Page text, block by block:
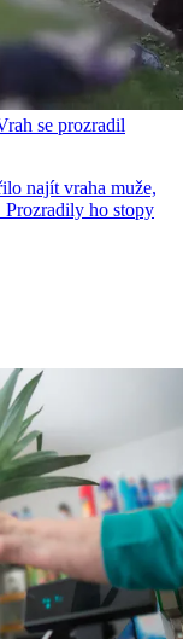
se prozradil
najít vraha muže,
ho stopy